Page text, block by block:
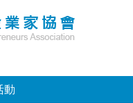
動